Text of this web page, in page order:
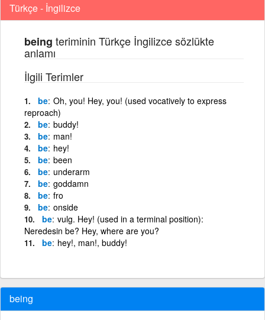
Türkçe - İngilizce
being teriminin Türkçe İngilizce sözlükte
anlamı
İlgili Terimler
be Oh, you! Hey, you! (used vocatively to express
reproach)
be buddy!
be man!
be hey!
be been
be underarm
be goddamn
be fro
be onside
be vulg. Hey! (used in a terminal position):
Neredesin be? Hey, where are you?
be hey!, man!, buddy!
being